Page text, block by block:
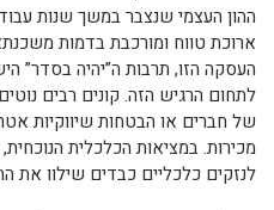
ההון העצמי שנצבר במשך שנות
ארוכת טווח ומורכבת בדמות
העסקה הזו, תרבות ה”יהיה בסדר”
לתחום הרגיש הזה. קונים רבים
של חברים או הבטחות שיווקיות
מכירות. במציאות הכלכלית
לנזקים כלכליים כבדים שילוו